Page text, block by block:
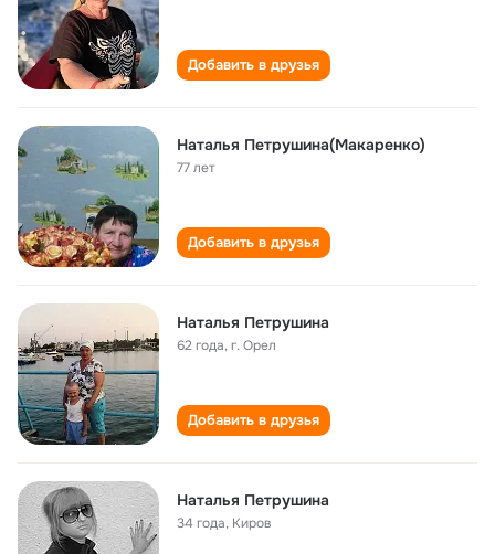
Добавить в друзья
Наталья Петрушина(Макаренко)
77 лет
Добавить в друзья
Наталья Петрушина
62 года,г. Орел
Добавить в друзья
Наталья Петрушина
34 года, Киров